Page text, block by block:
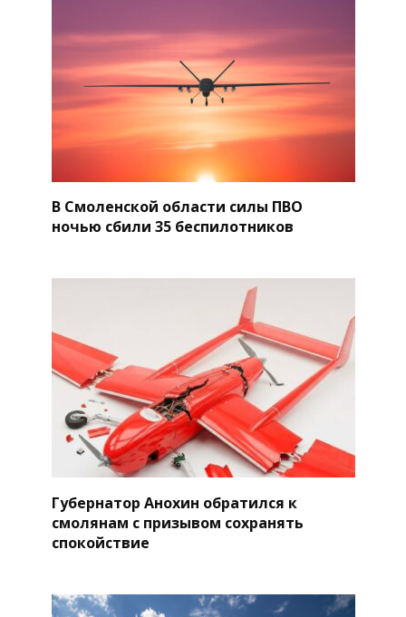
В Смоленской области силы ПВО
ночью сбили 35 беспилотников
Губернатор Анохин обратился к
смолянам с призывом сохранять
спокойствие